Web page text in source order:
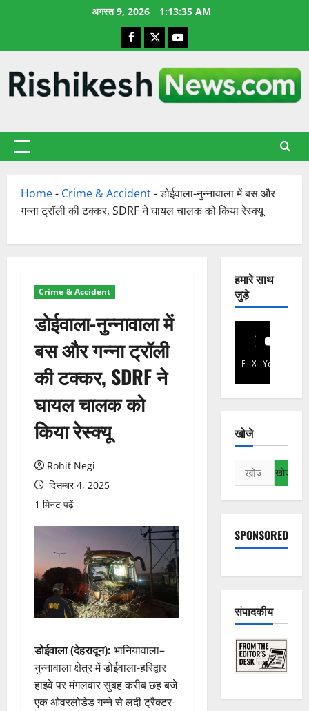
अगस्त 9, 2026 1:13:36 AM
Facebook
X YouTube
प्राथमिक
Home- Crime & Accident-डोईवाला-नुन्नावाला में बस और
गन्ना ट्रॉली की टक्कर, SDRF ने घायल चालक को किया रेस्क्यू
Crime & Accident
डोईवाला-नुन्नावाला में
बस और गन्ना ट्रॉली
की टक्कर, SDRF ने
घायल चालक को
किया रेस्क्यू
Rohit Negi
दिसम्बर 4, 2025
1 मिनट पढ़ें
डोईवाला (देहरादून): भानियावाला–
नुन्नावाला क्षेत्र में डोईवाला-हरिद्वार
हाइवे पर मंगलवार सुबह करीब छह बजे
एक ओवरलोडेड गन्ने से लदी ट्रैक्टर-
हमारे साथ
जुड़े
Facebook
X YouTube
खोजे
निम्न
को
खोजें:
SPONSORED
संपादकीय